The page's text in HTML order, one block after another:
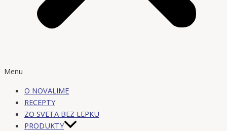
Menu
O NOVALIME
RECEPTY
ZO SVETA BEZ LEPKU
PRODUKTY